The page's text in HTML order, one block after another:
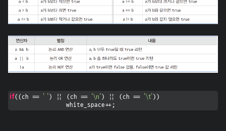
if((ch == ' ') || (ch == '\n') || (ch == '\t'))
		white_space++;